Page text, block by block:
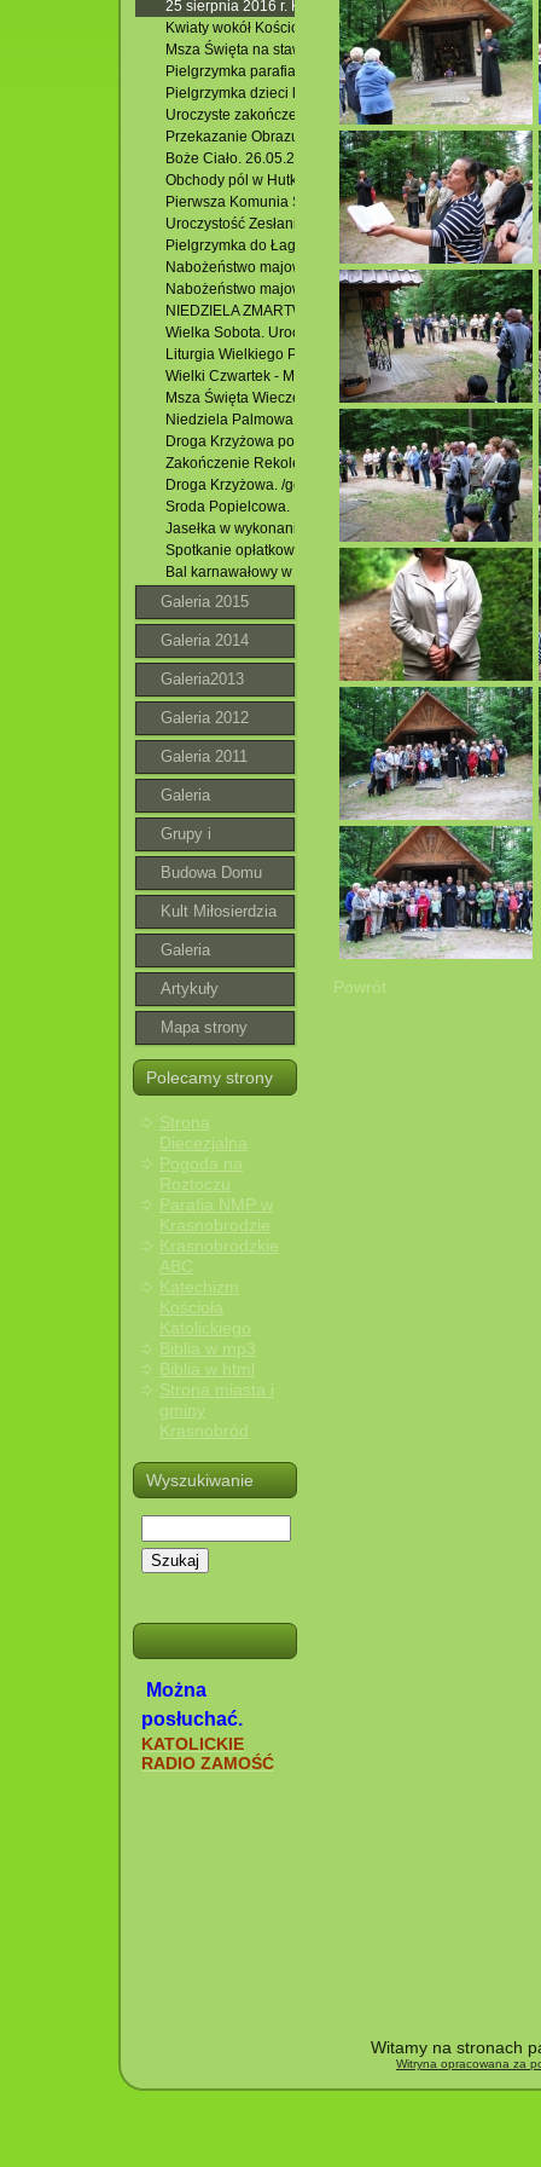
25 sierpnia 2016 r. Koncert X Jubileuszowego Festiwalu
Kwiaty wokół Kościoła p.w. Zesłania Ducha Św. w
Msza Święta na stawach. 24.06.2016 r.
Pielgrzymka parafialna: Słowacja -Zakopane-
Pielgrzymka dzieci komunijnych , rocznicowych i ich
Uroczyste zakończenie Oktawy Bożego Ciała.
Przekazanie Obrazu M. B. Krasnobrodzkiej z Hutek do
Boże Ciało. 26.05.2016 r.
Obchody pól w Hutkach. 22.05.2016 r.
Pierwsza Komunia Święta. 22.05.2106 r.
Uroczystość Zesłania Ducha Świętego – odpust parafiny
Pielgrzymka do Łagiewnik. 12.05.2016 r.
Nabożeństwo majowe w Jacni.
Nabożeństwo majowe przy krzyżu w Hutkach.
NIEDZIELA ZMARTWYCHWSTANIA Rezurekcja
Wielka Sobota. Uroczysta Liturgia Wigilii Paschalnej
Liturgia Wielkiego Piątku
Wielki Czwartek - Msza Św. Wieczerzy Pańskiej
Msza Święta Wieczerzy Pańskiej
Niedziela Palmowa. 20.03.2016 r.
Droga Krzyżowa po osiedlu Podzamek. 18.03.2016 r.
Zakończenie Rekolekcji Wielkopostnych. /godz.11.00/
Droga Krzyżowa. /godz. 17.30/
Sroda Popielcowa. 10.02.2016 r.
Jasełka w wykonaniu POW w Krasnobrodzie.
Spotkanie opłatkowe Róż Różańcowych . 02.01.2016 r.
Bal karnawałowy w Jacni. 30.01.2016 r.
Galeria 2015
Galeria 2014
Galeria2013
Galeria 2012
Galeria 2011
Galeria
Grupy i
wspólnoty
Budowa Domu
Parafialnego
Kult Miłosierdzia
Bożego
Galeria
roztoczańska
Artykuły
Mapa strony
Polecamy strony
Strona
Diecezjalna
Pogoda na
Roztoczu
Parafia NMP w
Krasnobrodzie
Krasnobrodzkie
ABC
Katechizm
Kościoła
Katolickiego
Biblia w mp3
Biblia w html
Strona miasta i
gminy
Krasnobród
Wyszukiwanie
Szukaj
Można
posłuchać.
KATOLICKIE
RADIO ZAMOŚĆ
Powrót
Witamy na stronach
Witryna opracowana za